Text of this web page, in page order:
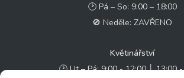
🕑 Pá – So: 9:00 – 18:00
🚫 Neděle: ZAVŘENO
Květinářství
🕑 Ut – Pá: 9:00 - 12:00 │ 13:00